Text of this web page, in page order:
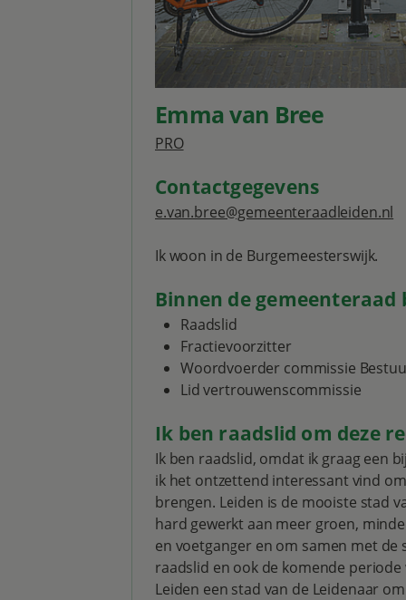
Emma van Bree
PRO
Contactgegevens
e.van.bree@gemeenteraadleiden.nl
Ik woon in de Burgemeesterswijk.
Binnen de gemeenteraad
Raadslid
Fractievoorzitter
Woordvoerder commissie
Lid vertrouwenscommissie
Ik ben raadslid om deze
Ik ben raadslid, omdat ik graag een
ik het ontzettend interessant vind
brengen. Leiden is de mooiste stad
hard gewerkt aan meer groen,
en voetganger en om samen met
raadslid en ook de komende
Leiden een stad van de Leidenaar